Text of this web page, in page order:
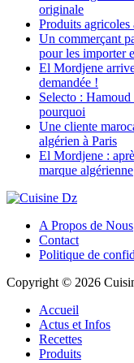
originale
Produits agricoles
Un commerçant
pour les importer
El Mordjene
demandée !
Selecto :
pourquoi
Une cliente
algérien à Paris
El Mordjene :
marque algérienne
A Propos de Nous
Contact
Politique de
Copyright © 2026
Accueil
Actus et Infos
Recettes
Produits